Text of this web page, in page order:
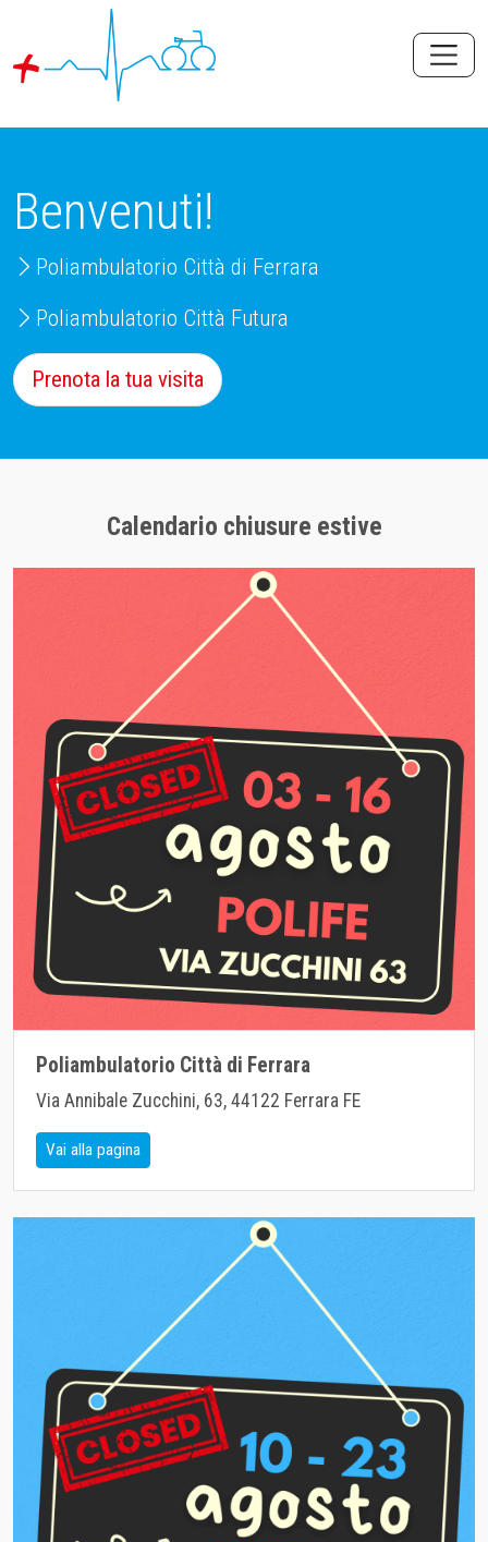
Benvenuti!
Poliambulatorio Città di Ferrara
Poliambulatorio Città Futura
Prenota la tua visita
Calendario chiusure estive
Poliambulatorio Città di Ferrara
Via Annibale Zucchini, 63, 44122 Ferrara FE
Vai alla pagina